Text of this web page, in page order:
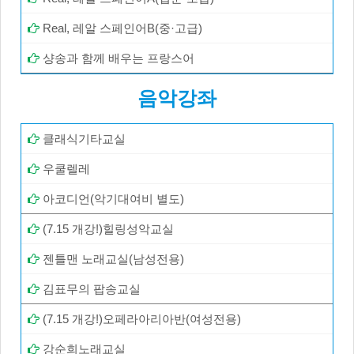
Real, 레알 스페인어B(중·고급)
샹송과 함께 배우는 프랑스어
음악강좌
클래식기타교실
우쿨렐레
아코디언(악기대여비 별도)
(7.15 개강!)힐링성악교실
젠틀맨 노래교실(남성전용)
김표무의 팝송교실
(7.15 개강!)오페라아리아반(여성전용)
강순희노래교실